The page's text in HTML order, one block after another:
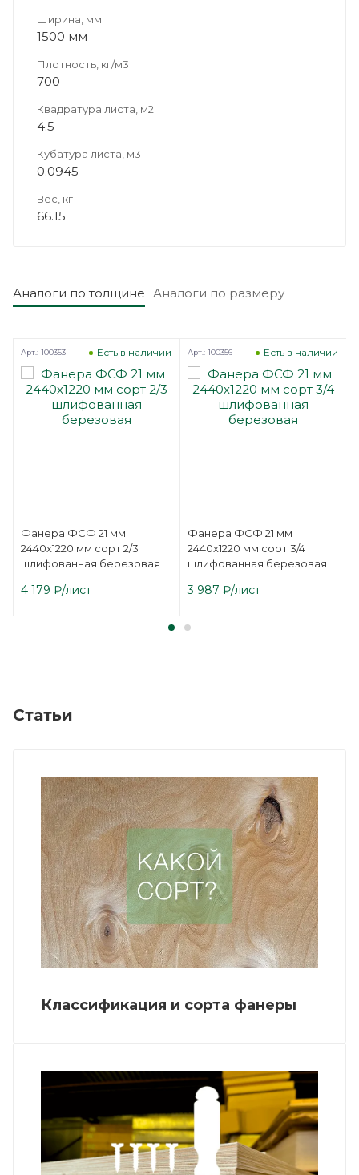
Ширина, мм
1500 мм
Плотность, кг/м3
700
Квадратура листа, м2
4.5
Кубатура листа, м3
0.0945
Вес, кг
66.15
Аналоги по толщине Аналоги по размеру
Фанера ФСФ 21 мм
2440х1220 мм сорт 2/3
шлифованная березовая
Есть в наличии
Арт.: 100353
4 179 ₽/лист
Фанера ФСФ 21 мм
2440х1220 мм сорт 3/4
шлифованная березовая
Есть в наличии
Арт.: 100356
3 987 ₽/лист
Статьи
Классификация и сорта фанеры